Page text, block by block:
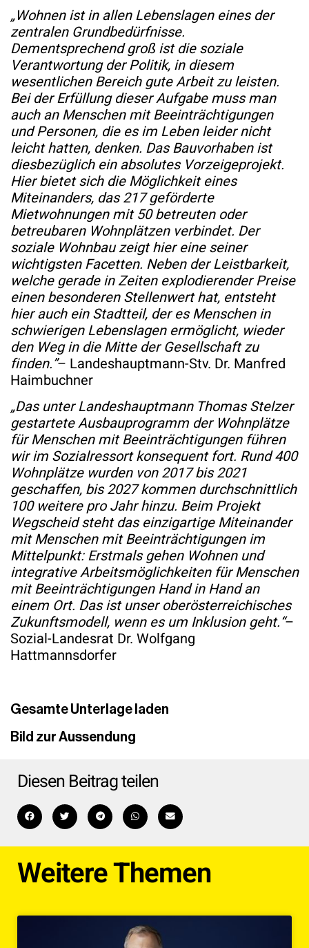
„Wohnen ist in allen Lebenslagen eines der
zentralen Grundbedürfnisse.
Dementsprechend groß ist die soziale
Verantwortung der Politik, in diesem
wesentlichen Bereich gute Arbeit zu leisten.
Bei der Erfüllung dieser Aufgabe muss man
auch an Menschen mit Beeinträchtigungen
und Personen, die es im Leben leider nicht
leicht hatten, denken. Das Bauvorhaben ist
diesbezüglich ein absolutes Vorzeigeprojekt.
Hier bietet sich die Möglichkeit eines
Miteinanders, das 217 geförderte
Mietwohnungen mit 50 betreuten oder
betreubaren Wohnplätzen verbindet. Der
soziale Wohnbau zeigt hier eine seiner
wichtigsten Facetten. Neben der Leistbarkeit,
welche gerade in Zeiten explodierender Preise
einen besonderen Stellenwert hat, entsteht
hier auch ein Stadtteil, der es Menschen in
schwierigen Lebenslagen ermöglicht, wieder
den Weg in die Mitte der Gesellschaft zu
finden.”– Landeshauptmann-Stv. Dr. Manfred
Haimbuchner
„Das unter Landeshauptmann Thomas Stelzer
gestartete Ausbauprogramm der Wohnplätze
für Menschen mit Beeinträchtigungen führen
wir im Sozialressort konsequent fort. Rund 400
Wohnplätze wurden von 2017 bis 2021
geschaffen, bis 2027 kommen durchschnittlich
100 weitere pro Jahr hinzu. Beim Projekt
Wegscheid steht das einzigartige Miteinander
mit Menschen mit Beeinträchtigungen im
Mittelpunkt: Erstmals gehen Wohnen und
integrative Arbeitsmöglichkeiten für Menschen
mit Beeinträchtigungen Hand in Hand an
einem Ort. Das ist unser oberösterreichisches
Zukunftsmodell, wenn es um Inklusion geht.“–
Sozial-Landesrat Dr. Wolfgang
Hattmannsdorfer
Gesamte Unterlage laden
Bild zur Aussendung
Diesen Beitrag teilen
Weitere Themen